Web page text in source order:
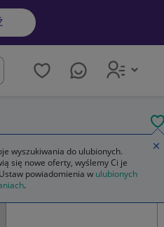
wyszukiwania do ulubionych.
się nowe oferty, wyślemy Ci je
powiadomienia w ulubionych
.